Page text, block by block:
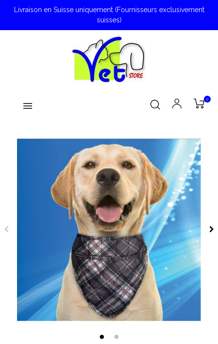
Livraison en Suisse uniquement (Fournisseurs exclusivement
suisses)
0